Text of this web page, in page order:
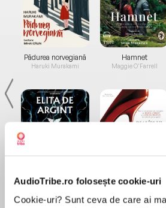
AudioTribe.ro folosește cookie-uri
Cookie-uri? Sunt ceva de care ai
Pădurea norvegiană
Haruki Murakami
de...
Dani Francis
Hamnet
Maggie O'Farrell
la...
Lauren Weisberger